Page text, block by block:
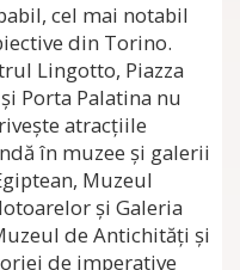
cel mai notabil
din Torino.
Lingotto, Piazza
Porta Palatina nu
atracţiile
în muzee şi galerii
Muzeul
şi Galeria
de Antichităţi şi
de imperative